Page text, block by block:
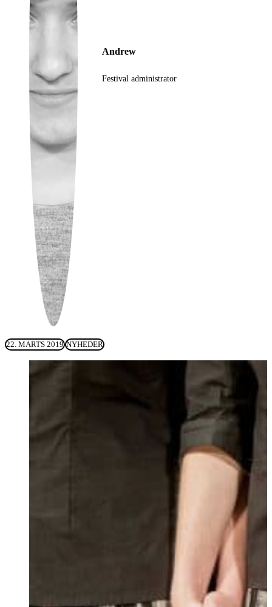
Ukrainian
Andrew
Festival administrator
22. MARTS 2019 NYHEDER